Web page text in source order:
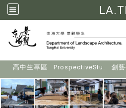
高中生專區 ProspectiveStu. 創